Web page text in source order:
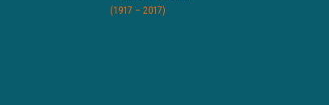
(1917 – 2017)